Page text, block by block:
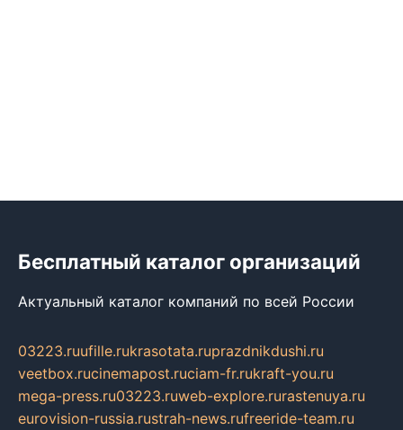
Бесплатный каталог организаций
Актуальный каталог компаний по всей России
03223.ruufille.rukrasotata.ruprazdnikdushi.ru
veetbox.rucinemapost.ruciam-fr.rukraft-you.ru
mega-press.ru03223.ruweb-explore.rurastenuya.ru
eurovision-russia.rustrah-news.rufreeride-team.ru